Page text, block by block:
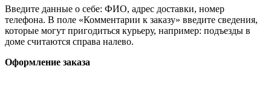
Введите данные о себе: ФИО, адрес доставки, номер
телефона. В поле «Комментарии к заказу» введите сведения,
которые могут пригодиться курьеру, например: подъезды в
доме считаются справа налево.
Оформление заказа